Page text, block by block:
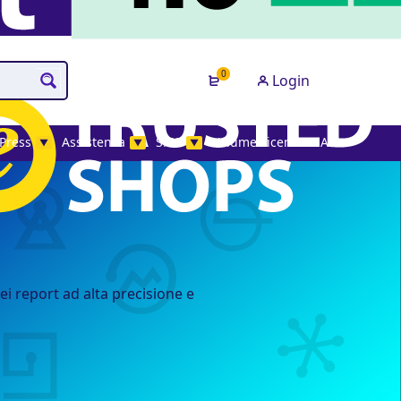
0 Login
▼ Assistenza ▼ SMS ▼ Volume License MAK
report ad alta precisione e